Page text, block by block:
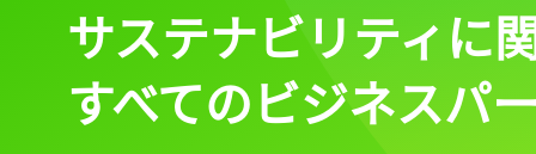
サステナビリティに
すべてのビジネスパ